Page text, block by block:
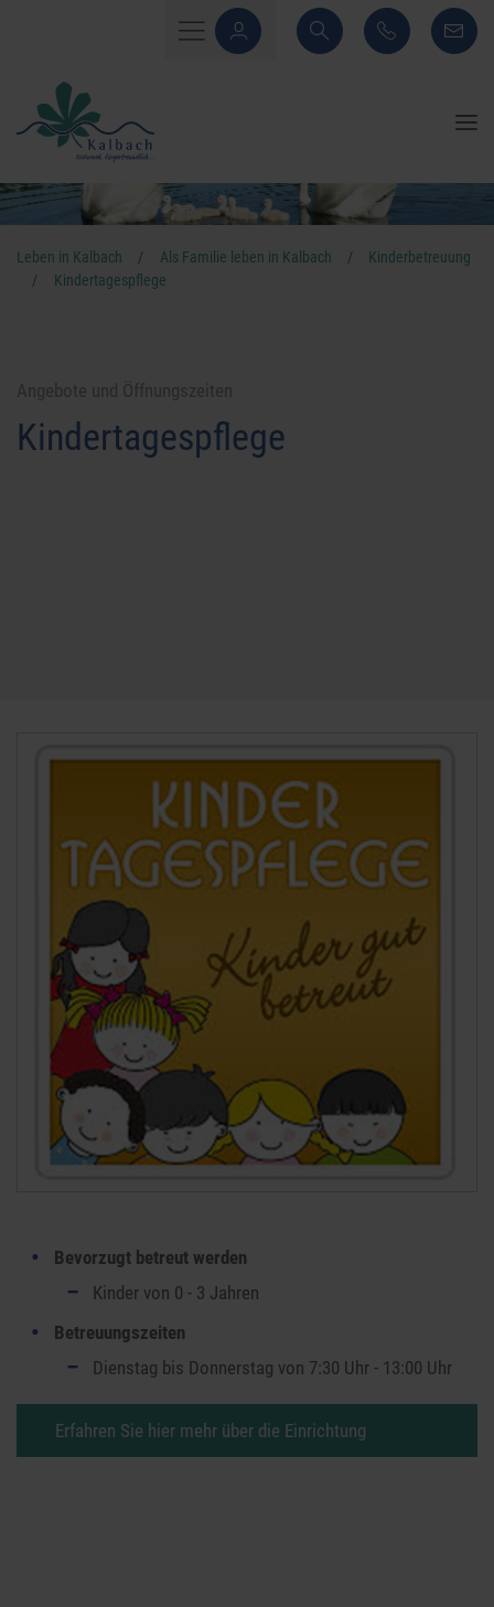
Leben in Kalbach / Als Familie leben in Kalbach /
Kinderbetreuung
/
Kindertagespflege
Kindertagespflege
Bevorzugt betreut werden
Kinder von 0 - 3 Jahren
Betreuungszeiten
Dienstag bis Donnerstag von 7:30 Uhr - 13:00 Uhr
Erfahren Sie hier mehr über die Einrichtung